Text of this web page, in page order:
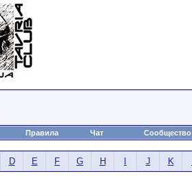
Правила Чат Сообщество
D E F G H J K